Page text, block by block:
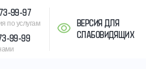
99-97
по услугам
99-99
ВЕРСИЯ ДЛЯ
СЛАБОВИДЯЩИХ